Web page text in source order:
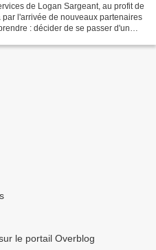
de Logan Sargeant, au profit de
l'arrivée de nouveaux partenaires
: décider de se passer d'un
le portail Overblog